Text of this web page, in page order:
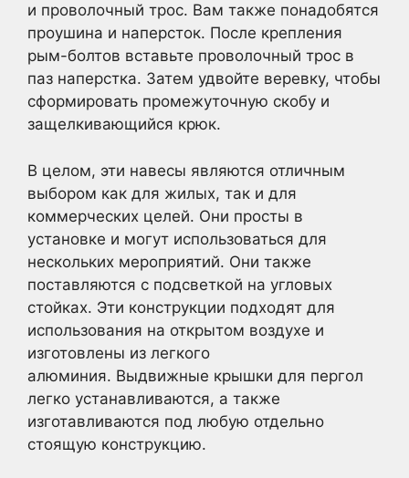
и проволочный трос. Вам также понадобятся
проушина и наперсток. После крепления
рым-болтов вставьте проволочный трос в
паз наперстка. Затем удвойте веревку, чтобы
сформировать промежуточную скобу и
защелкивающийся крюк.
В целом, эти навесы являются отличным
выбором как для жилых, так и для
коммерческих целей. Они просты в
установке и могут использоваться для
нескольких мероприятий. Они также
поставляются с подсветкой на угловых
стойках. Эти конструкции подходят для
использования на открытом воздухе и
изготовлены из легкого
алюминия. Выдвижные крышки для пергол
легко устанавливаются, а также
изготавливаются под любую отдельно
стоящую конструкцию.